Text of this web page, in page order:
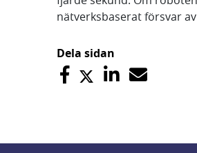
nätverksbaserat försvar
Dela sidan